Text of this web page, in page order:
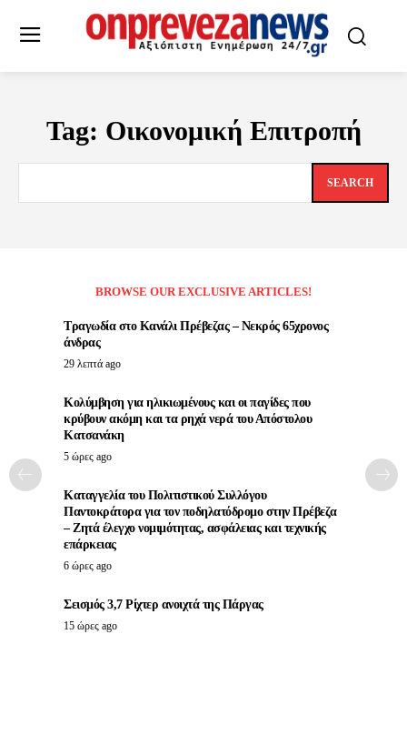
Tag: Οικονομική Επιτροπή
SEARCH
BROWSE OUR EXCLUSIVE ARTICLES!
Τραγωδία στο Κανάλι Πρέβεζας – Νεκρός 65χρονος
άνδρας
29 λεπτά ago
Κολύμβηση για ηλικιωμένους και οι παγίδες που
κρύβουν ακόμη και τα ρηχά νερά του Απόστολου
Κατσανάκη
5 ώρες ago
Καταγγελία του Πολιτιστικού Συλλόγου
Παντοκράτορα για τον ποδηλατόδρομο στην Πρέβεζα
– Ζητά έλεγχο νομιμότητας, ασφάλειας και τεχνικής
επάρκειας
6 ώρες ago
Σεισμός 3,7 Ρίχτερ ανοιχτά της Πάργας
15 ώρες ago